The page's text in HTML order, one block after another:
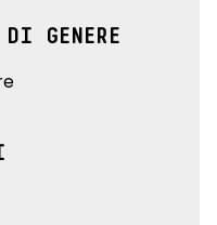
GENERE